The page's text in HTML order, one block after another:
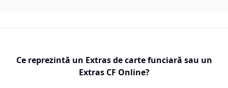
Ce reprezintă un Extras de carte funciară sau un
Extras CF Online?